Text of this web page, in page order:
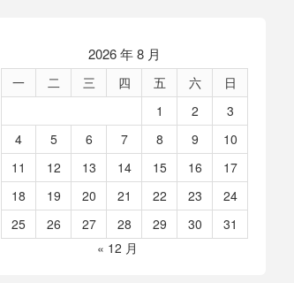
2026 年 8 月
一 二 三 四 五 六
日
1
2
3
4
5 6 7 8 9
10
11
12 13 14 15 16
17
18
19 20 21 22 23
24
25
26 27 28 29 30
31
« 12 月